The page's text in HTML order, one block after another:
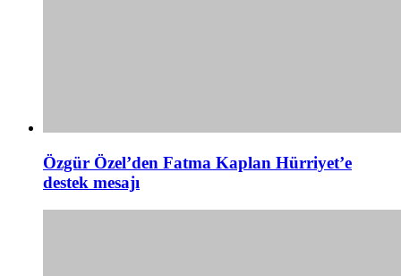
Özgür Özel’den Fatma Kaplan Hürriyet’e
destek mesajı